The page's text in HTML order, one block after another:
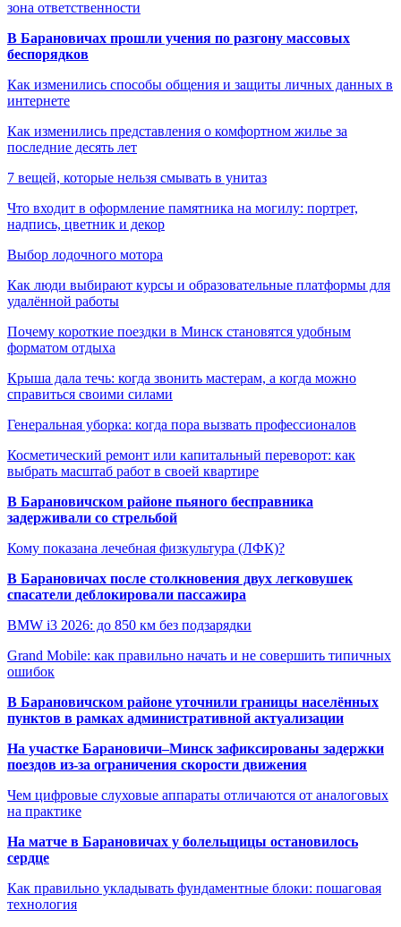
зона ответственности
В Барановичах прошли учения по разгону массовых
беспорядков
Как изменились способы общения и защиты личных данных в
интернете
Как изменились представления о комфортном жилье за
последние десять лет
7 вещей, которые нельзя смывать в унитаз
Что входит в оформление памятника на могилу: портрет,
надпись, цветник и декор
Выбор лодочного мотора
Как люди выбирают курсы и образовательные платформы для
удалённой работы
Почему короткие поездки в Минск становятся удобным
форматом отдыха
Крыша дала течь: когда звонить мастерам, а когда можно
справиться своими силами
Генеральная уборка: когда пора вызвать профессионалов
Косметический ремонт или капитальный переворот: как
выбрать масштаб работ в своей квартире
В Барановичском районе пьяного бесправника
задерживали со стрельбой
Кому показана лечебная физкультура (ЛФК)?
В Барановичах после столкновения двух легковушек
спасатели деблокировали пассажира
BMW i3 2026: до 850 км без подзарядки
Grand Mobile: как правильно начать и не совершить типичных
ошибок
В Барановичском районе уточнили границы населённых
пунктов в рамках административной актуализации
На участке Барановичи–Минск зафиксированы задержки
поездов из-за ограничения скорости движения
Чем цифровые слуховые аппараты отличаются от аналоговых
на практике
На матче в Барановичах у болельщицы остановилось
сердце
Как правильно укладывать фундаментные блоки: пошаговая
технология